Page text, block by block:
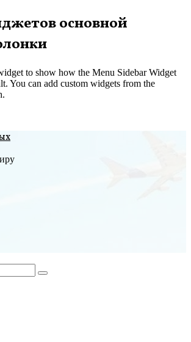
основной
to show how the Menu Sidebar Widget
You can add custom widgets from the